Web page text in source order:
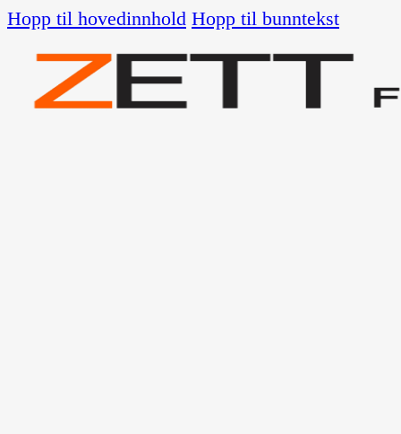
Hopp til hovedinnhold Hopp til bunntekst